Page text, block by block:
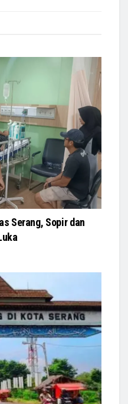
Serang, Sopir dan